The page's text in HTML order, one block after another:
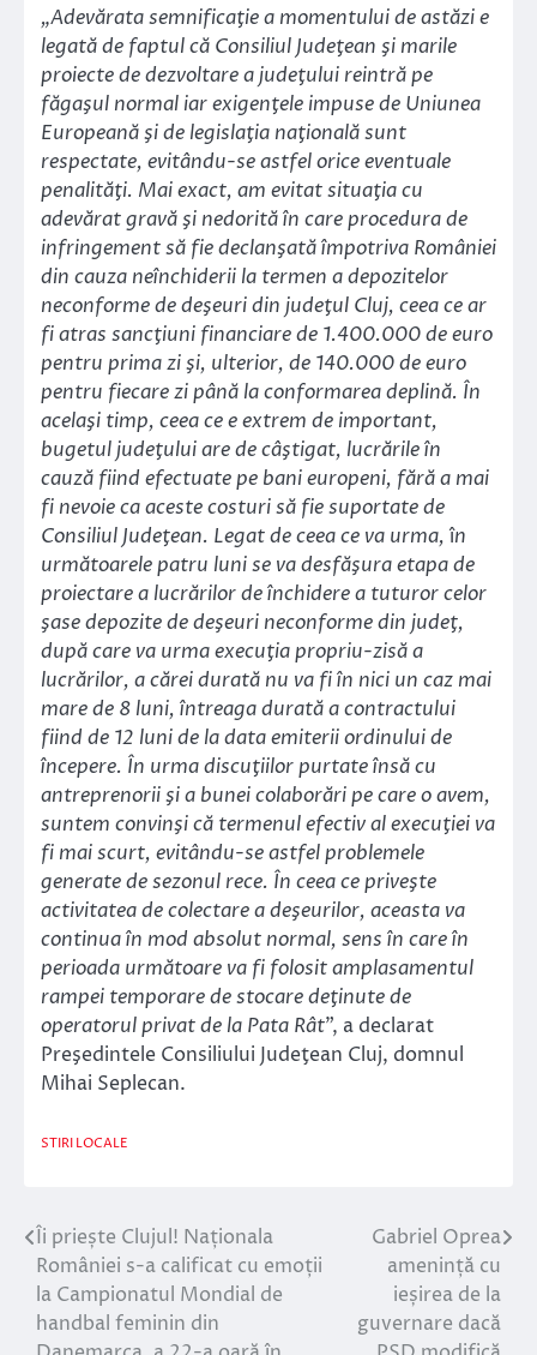
„Adevărata semnificaţie a momentului de astăzi e
legată de faptul că Consiliul Judeţean şi marile
proiecte de dezvoltare a judeţului reintră pe
făgaşul normal iar exigenţele impuse de Uniunea
Europeană şi de legislaţia naţională sunt
respectate, evitându-se astfel orice eventuale
penalităţi. Mai exact, am evitat situaţia cu
adevărat gravă şi nedorită în care procedura de
infringement să fie declanşată împotriva României
din cauza neînchiderii la termen a depozitelor
neconforme de deşeuri din judeţul Cluj, ceea ce ar
fi atras sancţiuni financiare de 1.400.000 de euro
pentru prima zi şi, ulterior, de 140.000 de euro
pentru fiecare zi până la conformarea deplină. În
acelaşi timp, ceea ce e extrem de important,
bugetul judeţului are de câştigat, lucrările în
cauză fiind efectuate pe bani europeni, fără a mai
fi nevoie ca aceste costuri să fie suportate de
Consiliul Judeţean. Legat de ceea ce va urma,în
următoarele patru luni se va desfăşura etapa de
proiectare a lucrărilor de închidere a tuturor celor
şase depozite de deşeuri neconforme din judeţ,
după care va urma execuţia propriu-zisă a
lucrărilor, a cărei durată nu va fi în nici un caz mai
mare de 8 luni, întreaga durată a contractului
fiind de 12 luni de la data emiterii ordinului de
începere. În urma discuţiilor purtate însă cu
antreprenorii şi a bunei colaborări pe care o avem,
suntem convinşi că termenul efectiv al execuţiei va
fi mai scurt, evitându-se astfel problemele
generate de sezonul rece. În ceea ce priveşte
activitatea de colectare a deşeurilor, aceasta va
continua în mod absolut normal, sens în care în
perioada următoare va fi folosit amplasamentul
rampei temporare de stocare deţinute de
operatorul privat de la Pata Rât”, a declarat
Preşedintele Consiliului Judeţean Cluj, domnul
Mihai Seplecan.
STIRI LOCALE
Navigare
în
articole
Îi priește Clujul! Naționala
României s-a calificat cu emoții
la Campionatul Mondial de
handbal feminin din
Gabriel Oprea
amenință cu
ieșirea de la
guvernare dacă